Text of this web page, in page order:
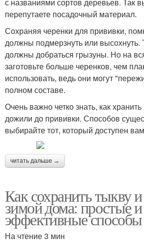
перепутаете посадочный материал.
Сохраняя черенки для прививки,
должны подмерзнуть или высохнуть.
должны добраться грызуны. Но на
заготовьте больше черенков, чем
использовать, ведь они могут
полном составе.
Очень важно четко знать, как
дожили до прививки. Способов
выбирайте тот, который доступен
читать дальше →
Как сохранить тыкву
зимой дома: простые и
эффективные способы
На чтение 3 мин